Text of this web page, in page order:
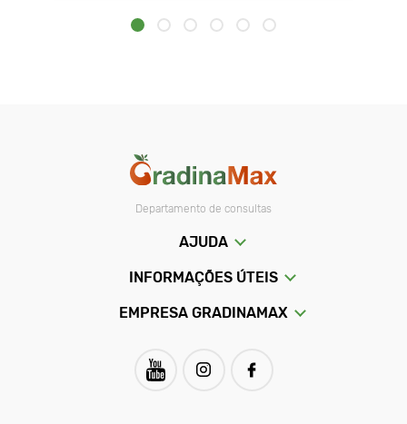
Departamento de consultas
AJUDA
INFORMAÇÕES ÚTEIS
EMPRESA GRADINAMAX